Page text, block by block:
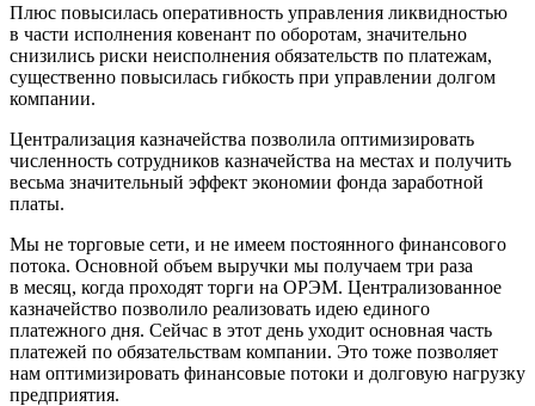
Плюс повысилась оперативность управления ликвидностью
в части исполнения ковенант по оборотам, значительно
снизились риски неисполнения обязательств по платежам,
существенно повысилась гибкость при управлении долгом
компании.
Централизация казначейства позволила оптимизировать
численность сотрудников казначейства на местах и получить
весьма значительный эффект экономии фонда заработной
платы.
Мы не торговые сети, и не имеем постоянного финансового
потока. Основной объем выручки мы получаем три раза
в месяц, когда проходят торги на ОРЭМ. Централизованное
казначейство позволило реализовать идею единого
платежного дня. Сейчас в этот день уходит основная часть
платежей по обязательствам компании. Это тоже позволяет
нам оптимизировать финансовые потоки и долговую нагрузку
предприятия.